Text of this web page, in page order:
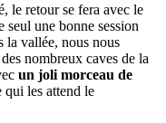
le retour se fera avec le
seul une bonne session
la vallée, nous nous
nombreux caves de la
un joli morceau de
les attend le